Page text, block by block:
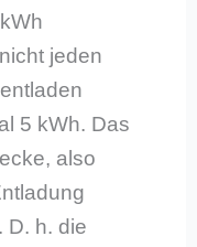
jeden
5 kWh. Das
also
D. h. die